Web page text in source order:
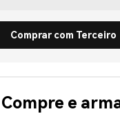
Comprar com Terceiro
Compre e